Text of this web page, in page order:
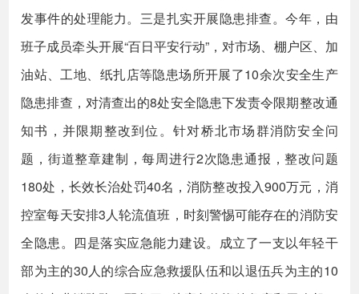
发事件的处理能力。三是扎实开展隐患排查。今年，由
班子成员牵头开展“百日平安行动”，对市场、棚户区、加
油站、工地、纸扎店等隐患场所开展了10余次安全生产
隐患排查，对清查出的8处安全隐患下发责令限期整改通
知书，并限期整改到位。针对桥北市场群消防安全问
题，街道整章建制，每周进行2次隐患通报，整改问题
180处，长效长治处罚40名，消防整改投入900万元，消
控室每天安排3人轮流值班，时刻警惕可能存在的消防安
全隐患。四是落实应急能力建设。成立了一支以年轻干
部为主的30人的综合应急救援队伍和以退伍兵为主的10